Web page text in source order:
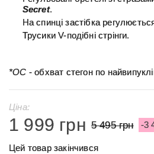
Secret.
На спинці застібка
Трусики V-подібні стрінги.
*ОС - обхват стегон по
Ціна:
1 999 грн 5 495 грн -3
Цей товар закінчився